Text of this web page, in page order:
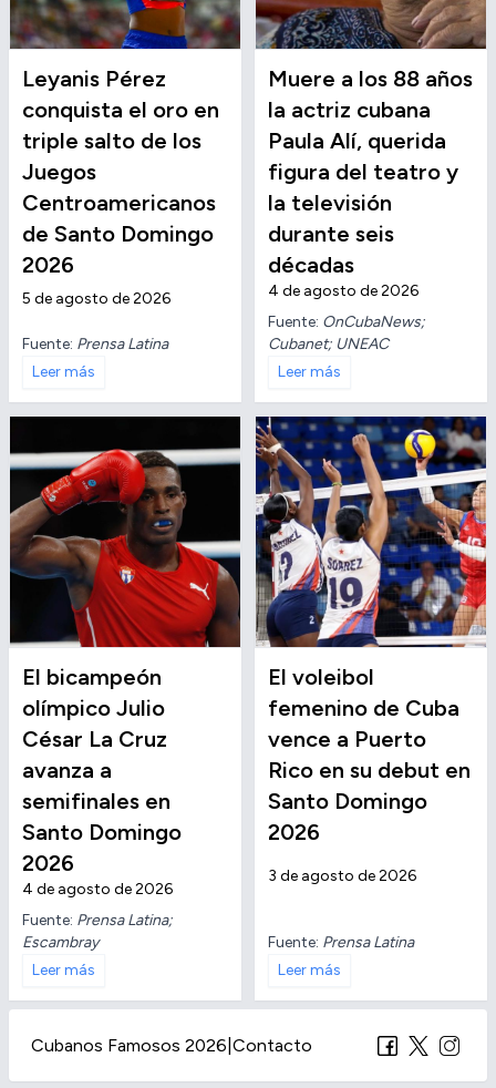
Leyanis Pérez
conquista el oro en
triple salto de los
Juegos
Centroamericanos
de Santo Domingo
2026
5 de agosto de 2026
Fuente: Prensa Latina
Leer más
Muere a los 88 años
la actriz cubana
Paula Alí, querida
figura del teatro y
la televisión
durante seis
décadas
4 de agosto de 2026
Fuente: OnCubaNews;
Cubanet; UNEAC
Leer más
El bicampeón
olímpico Julio
César La Cruz
avanza a
semifinales en
Santo Domingo
2026
4 de agosto de 2026
Fuente: Prensa Latina;
Escambray
Leer más
El voleibol
femenino de Cuba
vence a Puerto
Rico en su debut en
Santo Domingo
2026
3 de agosto de 2026
Fuente: Prensa Latina
Leer más
Cubanos Famosos 2026 Contacto